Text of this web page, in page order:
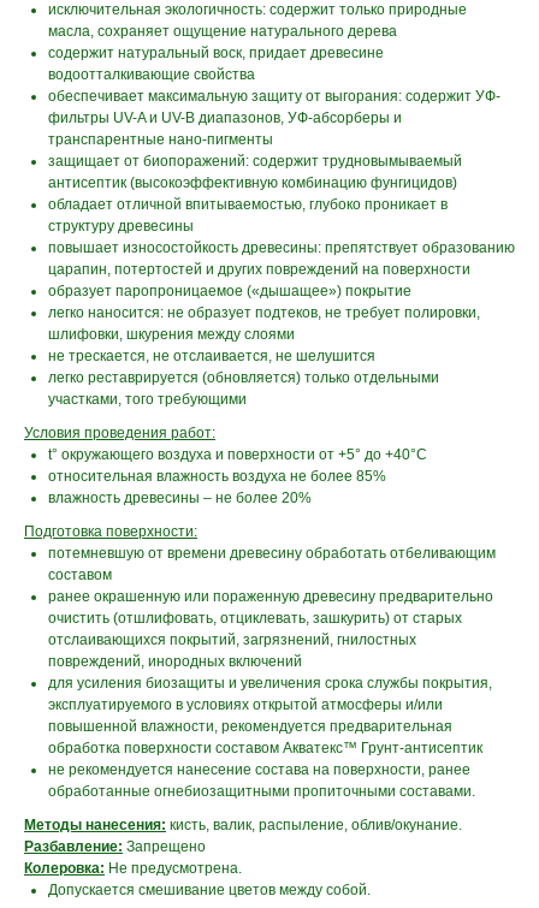
исключительная экологичность: содержит только природные
масла, сохраняет ощущение натурального дерева
содержит натуральный воск, придает древесине
водоотталкивающие свойства
обеспечивает максимальную защиту от выгорания: содержит УФ-
фильтры UV-A и UV-B диапазонов, УФ-абсорберы и
транспарентные нано-пигменты
защищает от биопоражений: содержит трудновымываемый
антисептик (высокоэффективную комбинацию фунгицидов)
обладает отличной впитываемостью, глубоко проникает в
структуру древесины
повышает износостойкость древесины: препятствует образованию
царапин, потертостей и других повреждений на поверхности
образует паропроницаемое («дышащее») покрытие
легко наносится: не образует подтеков, не требует полировки,
шлифовки, шкурения между слоями
не трескается, не отслаивается, не шелушится
легко реставрируется (обновляется) только отдельными
участками, того требующими
Условия проведения работ:
t° окружающего воздуха и поверхности от +5° до +40°С
относительная влажность воздуха не более 85%
влажность древесины – не более 20%
Подготовка поверхности:
потемневшую от времени древесину обработать отбеливающим
составом
ранее окрашенную или пораженную древесину предварительно
очистить (отшлифовать, отциклевать, зашкурить) от старых
отслаивающихся покрытий, загрязнений, гнилостных
повреждений, инородных включений
для усиления биозащиты и увеличения срока службы покрытия,
эксплуатируемого в условиях открытой атмосферы и/или
повышенной влажности, рекомендуется предварительная
обработка поверхности составом Акватекс™ Грунт-антисептик
не рекомендуется нанесение состава на поверхности, ранее
обработанные огнебиозащитными пропиточными составами.
Методы нанесения: кисть, валик, распыление, облив/окунание.
Разбавление: Запрещено
Колеровка: Не предусмотрена.
Допускается смешивание цветов между собой.